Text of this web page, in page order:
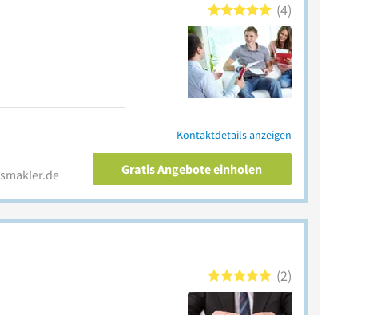
4
Kontaktdetails anzeigen
Gratis Angebote einholen
2